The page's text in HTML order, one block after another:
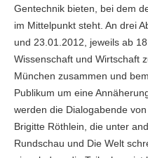
Gentechnik bieten, bei dem
im Mittelpunkt steht. An drei
und 23.01.2012, jeweils ab
Wissenschaft und Wirtschaft
München zusammen und
Publikum um eine
werden die Dialogabende
Brigitte Röthlein, die unter
Rundschau und Die Welt